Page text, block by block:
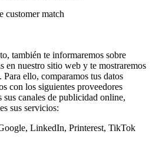
customer match
también te informaremos sobre
en nuestro sitio web y te mostraremos
Para ello, comparamos tus datos
con los siguientes proveedores
canales de publicidad online,
sus servicios:
LinkedIn, Printerest, TikTok